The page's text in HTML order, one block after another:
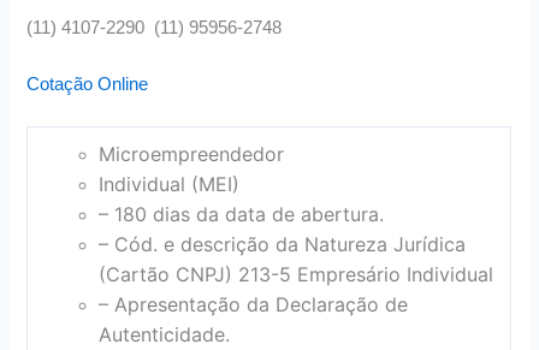
(11) 4107-2290 (11) 95956-2748
Cotação Online
Microempreendedor
Individual (MEI)
– 180 dias da data de abertura.
– Cód. e descrição da Natureza Jurídica
(Cartão CNPJ) 213-5 Empresário Individual
– Apresentação da Declaração de
Autenticidade.